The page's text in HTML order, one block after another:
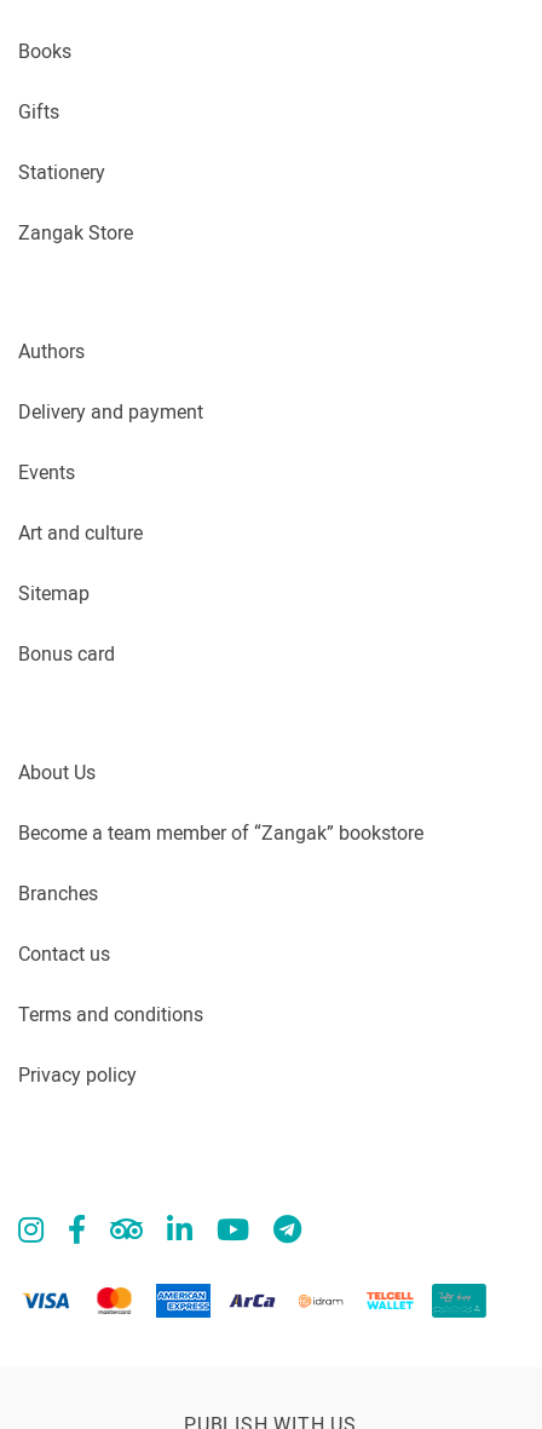
Books
Gifts
Stationery
Zangak Store
Authors
Delivery and payment
Events
Art and culture
Sitemap
Bonus card
About Us
Become a team member of “Zangak” bookstore
Branches
Contact us
Terms and conditions
Privacy policy
PUBLISH WITH US